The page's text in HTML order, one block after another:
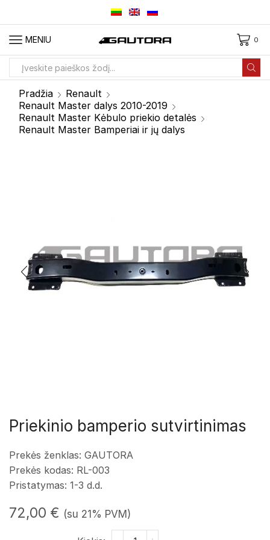
MENIU 0
Pradžia
Renault
Renault Master dalys 2010-2019
Renault Master Kėbulo priekio detalės
Renault Master Bamperiai ir jų dalys
Priekinio bamperio sutvirtinimas
Prekės ženklas: GAUTORA
Prekės kodas: RL-003
Pristatymas: 1-3 d.d.
72,00 € (su 21% PVM)
produkto